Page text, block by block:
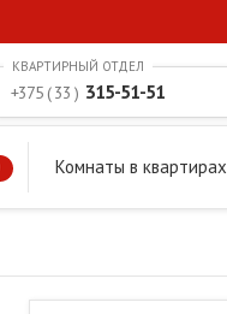
Комнаты в квартирах
+375 ( 33 ) 315-51-51